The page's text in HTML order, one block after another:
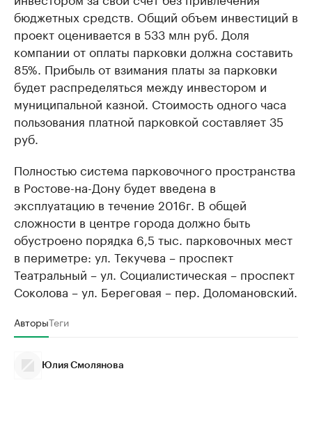
бюджетных средств. Общий объем инвестиций в
проект оценивается в 533 млн руб. Доля
компании от оплаты парковки должна составить
85%. Прибыль от взимания платы за парковки
будет распределяться между инвестором и
муниципальной казной. Стоимость одного часа
пользования платной парковкой составляет 35
руб.
Полностью система парковочного пространства
в Ростове-на-Дону будет введена в
эксплуатацию в течение 2016г. В общей
сложности в центре города должно быть
обустроено порядка 6,5 тыс. парковочных мест
в периметре: ул. Текучева – проспект
Театральный – ул. Социалистическая – проспект
Соколова – ул. Береговая – пер. Доломановский.
АвторыТеги
Юлия Смолянова